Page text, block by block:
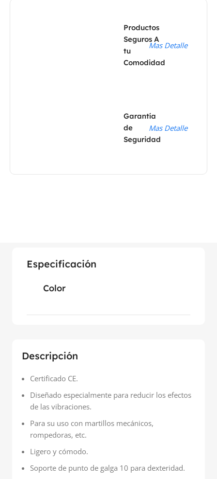
Productos
Seguros A
tu
Comodidad
Mas Detalle
Garantía
de
Seguridad
Mas Detalle
Descripción
Certificado CE.
Diseñado especialmente para reducir los efectos
de las vibraciones.
Para su uso con martillos mecánicos,
rompedoras, etc.
Ligero y cómodo.
Soporte de punto de galga 10 para dexteridad.
Especificación
Color